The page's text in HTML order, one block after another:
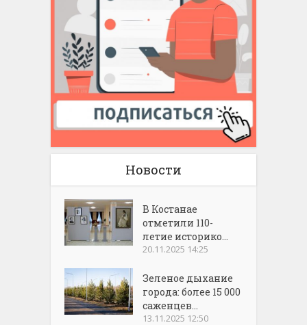
Новости
В Костанае
отметили 110-
летие историко...
20.11.2025 14:25
Зеленое дыхание
города: более 15 000
саженцев...
13.11.2025 12:50